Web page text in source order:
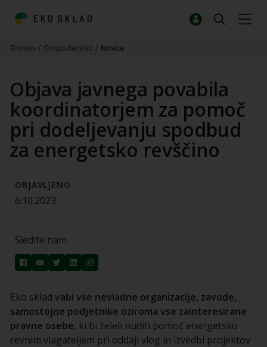
Domov / Gospodarstvo / Novice
Objava javnega povabila
koordinatorjem za pomoč
pri dodeljevanju spodbud
za energetsko revščino
OBJAVLJENO
6.10.2023
Sledite nam
Eko sklad vabi vse nevladne organizacije, zavode,
samostojne podjetnike oziroma vse zainteresirane
pravne osebe, ki bi želeli nuditi pomoč energetsko
revnim vlagateljem pri oddaji vlog in izvedbi projektov